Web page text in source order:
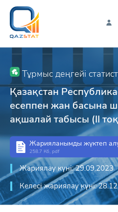
Тұрмыс деңгейі
Қазақстан
есеппен жан басына
ақшалай табысы (II
Жарияланымды жүктеп
258.7 Кб, pdf
Жариялау күні: 29.09.2023
Келесі жариялау күні: